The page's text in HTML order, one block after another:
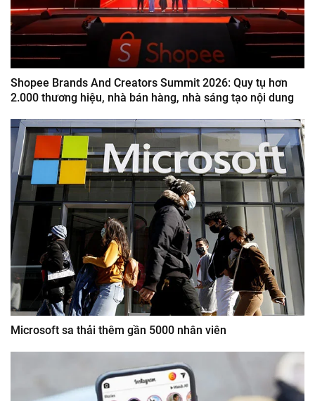
Shopee Brands And Creators Summit 2026: Quy tụ hơn
2.000 thương hiệu, nhà bán hàng, nhà sáng tạo nội dung
Microsoft sa thải thêm gần 5000 nhân viên